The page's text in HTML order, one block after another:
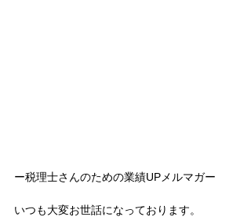
ー税理士さんのための業績UPメルマガー
いつも大変お世話になっております。